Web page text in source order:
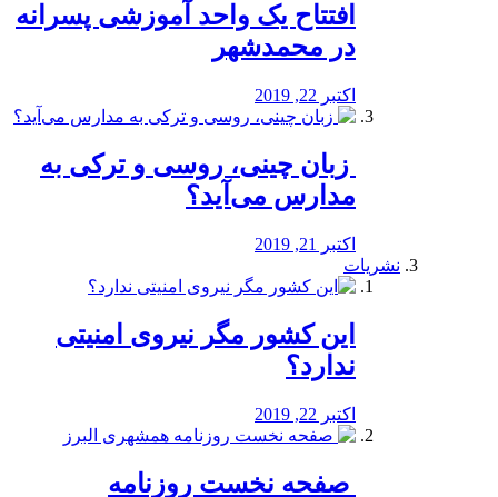
افتتاح یک واحد آموزشی پسرانه
در محمدشهر
اکتبر 22, 2019
️ زبان چینی، روسی و ترکی به
مدارس می‌آید؟
اکتبر 21, 2019
نشریات
این کشور مگر نیروی امنیتی
ندارد؟
اکتبر 22, 2019
️ صفحه نخست روزنامه‌